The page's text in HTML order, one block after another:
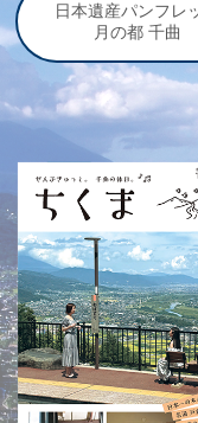
日本遺産パンフレ
月の都 千曲